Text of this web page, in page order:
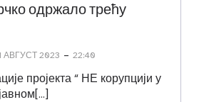
одржало трећу
АВГУСТ 2023 - 22:40
пројекта “ НЕ корупцији у